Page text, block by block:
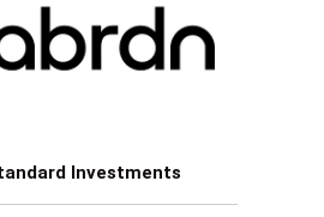
Investments